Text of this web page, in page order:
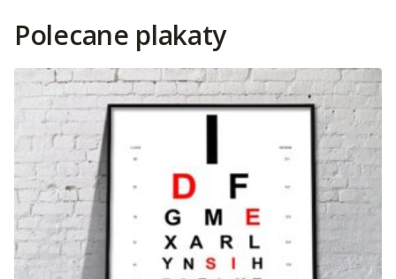
Polecane plakaty